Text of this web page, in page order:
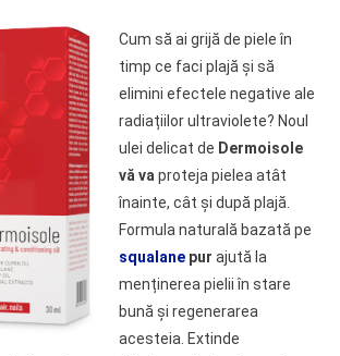
Cum să ai grijă de piele în
timp ce faci plajă și să
elimini efectele negative ale
radiațiilor ultraviolete? Noul
ulei delicat de Dermoisole
vă va proteja pielea atât
înainte, cât și după plajă.
Formula naturală bazată pe
squalanepur ajută la
menținerea pielii în stare
bună și regenerarea
acesteia. Extinde